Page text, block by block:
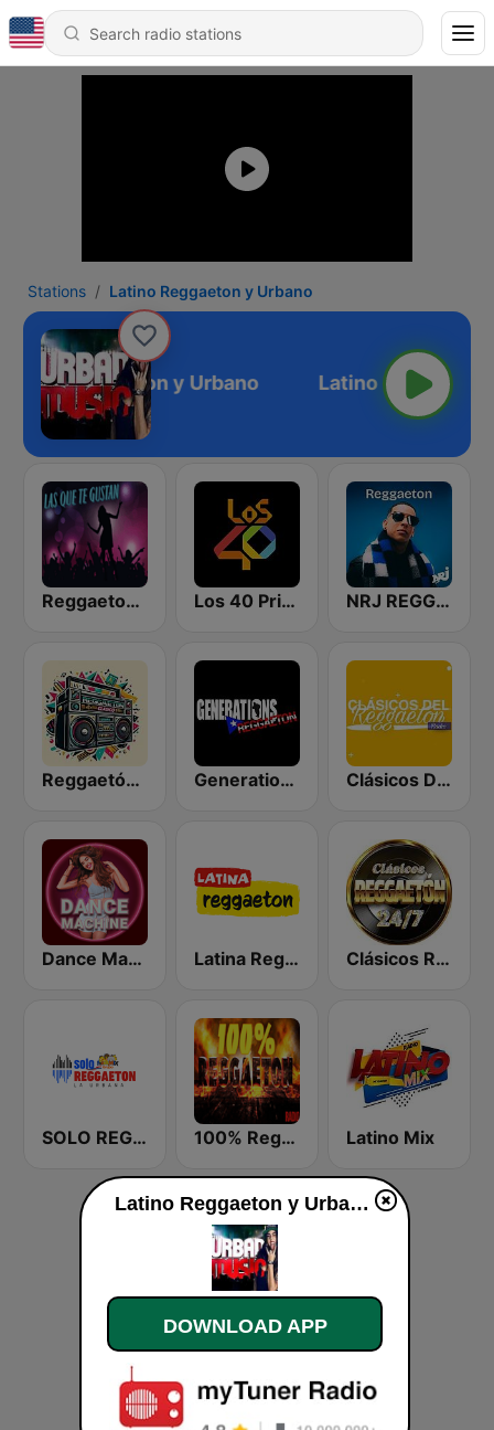
Stations Latino Reggaeton y Urbano
Reggaeton y Urbano
Reggaeton Exitos de Hoy Los 40 Principales NRJ REGGAETON
Reggaetón Clásicos Generations Reggaeton Clásicos Del Reggaetón
Dance Machine Latina Reggaeton Clásicos Reggaeton 24/7
SOLO REGGAETON 100% Reggaeton Radio Latino Mix
Latino Reggaeton y Urbano live
DOWNLOAD APP